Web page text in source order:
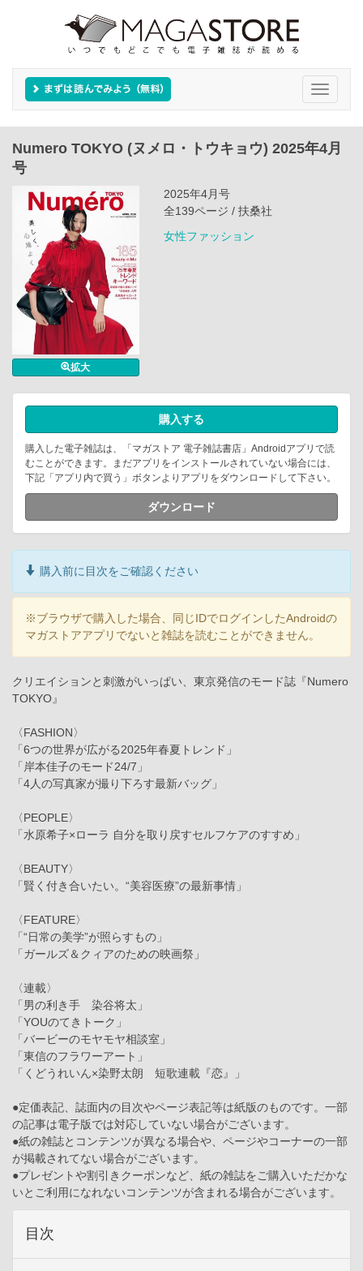
Toggle
Numero TOKYO (ヌメロ・トウキョウ) 2025年4月
号
拡大
2025年4月号
全139ページ / 扶桑社
女性ファッション
購入する
購入した電子雑誌は、「マガストア 電子雑誌書店」Androidアプリで読
むことができます。まだアプリをインストールされていない場合には、
下記「アプリ内で買う」ボタンよりアプリをダウンロードして下さい。
ダウンロード
購入前に目次をご確認ください
※ブラウザで購入した場合、同じIDでログインしたAndroidの
マガストアアプリでないと雑誌を読むことができません。
クリエイションと刺激がいっぱい、東京発信のモード誌『Numero
TOKYO』
〈FASHION〉
「6つの世界が広がる2025年春夏トレンド」
「岸本佳子のモード24/7」
「4人の写真家が撮り下ろす最新バッグ」
〈PEOPLE〉
「水原希子×ローラ 自分を取り戻すセルフケアのすすめ」
〈BEAUTY〉
「賢く付き合いたい。“美容医療”の最新事情」
〈FEATURE〉
「“日常の美学”が照らすもの」
「ガールズ＆クィアのための映画祭」
〈連載〉
「男の利き手 染谷将太」
「YOUのてきトーク」
「バービーのモヤモヤ相談室」
「東信のフラワーアート」
「くどうれいん×染野太朗 短歌連載『恋』」
●定価表記、誌面内の目次やページ表記等は紙版のものです。一部
の記事は電子版では対応していない場合がございます。
●紙の雑誌とコンテンツが異なる場合や、ページやコーナーの一部
が掲載されてない場合がございます。
●プレゼントや割引きクーポンなど、紙の雑誌をご購入いただかな
いとご利用になれないコンテンツが含まれる場合がございます。
目次